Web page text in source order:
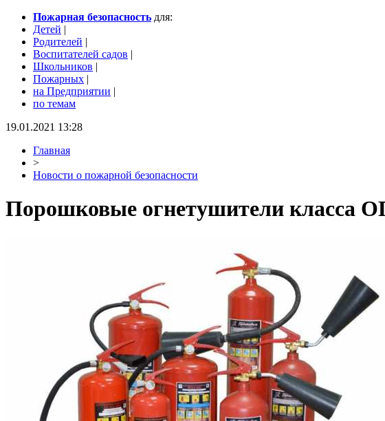
Пожарная безопасность для:
Детей |
Родителей |
Воспитателей садов |
Школьников |
Пожарных |
на Предприятии |
по темам
19.01.2021 13:28
Главная
>
Новости о пожарной безопасности
Порошковые огнетушители класса